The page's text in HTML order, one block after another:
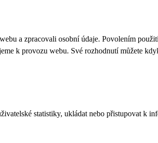
a zpracovali osobní údaje. Povolením
k provozu webu. Své rozhodnutí můžete
statistiky, ukládat nebo přistupovat k